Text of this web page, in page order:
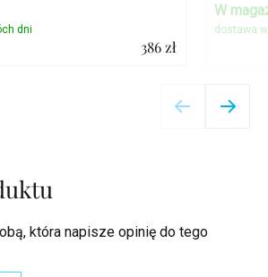
386 zł
W
która napisze opinię do tego